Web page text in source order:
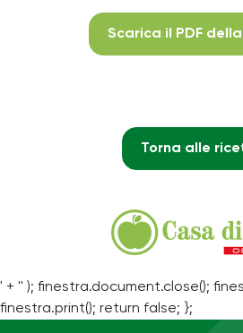
Scarica il PDF
Torna alle
' + '' ); finestra.document.close();
finestra.print(); return false; };